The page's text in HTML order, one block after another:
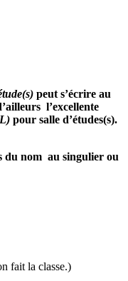
peut s’écrire au
l’excellente
pour salle d’études(s).
du nom au singulier ou
fait la classe.)